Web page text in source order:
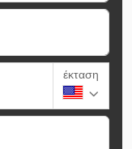
έκταση